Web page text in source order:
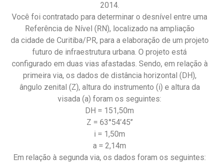
2014.
Você foi contratado para determinar o desnível entre uma
Referência de Nível (RN), localizado na ampliação
da cidade de Curitiba/PR, para a elaboração de um projeto
futuro de infraestrutura urbana. O projeto está
configurado em duas vias afastadas. Sendo, em relação à
primeira via, os dados de distância horizontal (DH),
ângulo zenital (Z), altura do instrumento (i) e altura da
visada (a) foram os seguintes:
DH = 151,50m
Z = 63°54’45’’
i = 1,50m
a = 2,14m
Em relação à segunda via, os dados foram os seguintes: